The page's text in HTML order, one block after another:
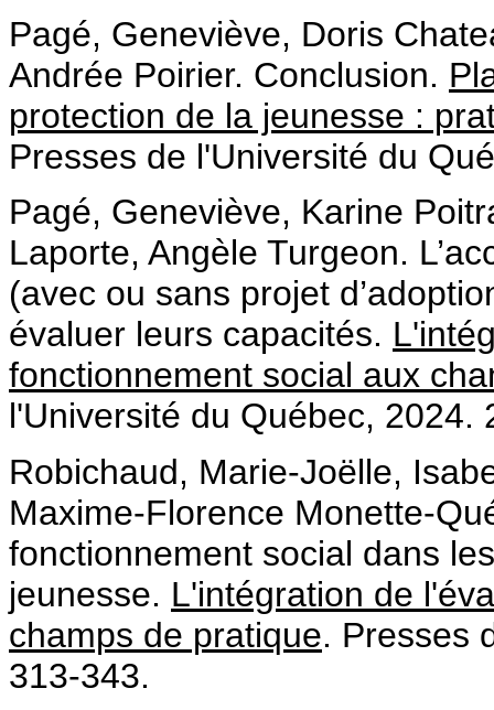
Pagé, Geneviève, Doris
Andrée Poirier. Conclusion.
protection de la jeunesse :
Presses de l'Université du
Pagé, Geneviève, Karine
Laporte, Angèle Turgeon.
(avec ou sans projet
évaluer leurs capacités.
fonctionnement social aux
l'Université du Québec, 2024.
Robichaud, Marie-Joëlle,
Maxime-Florence Monette-
fonctionnement social dans
jeunesse. L'intégration de
champs de pratique. Presses
313-343.